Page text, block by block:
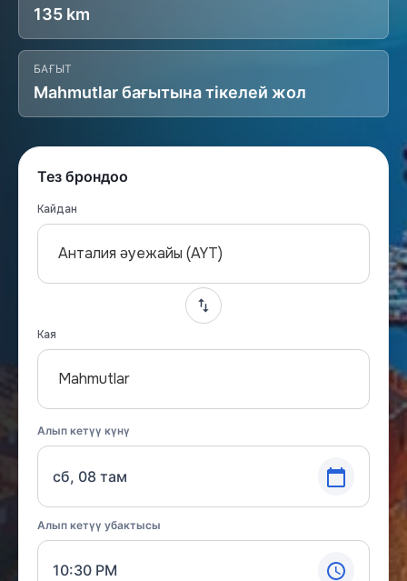
135 km
БАҒЫТ
Mahmutlar бағытына тікелей жол
Тез брондоо
Кайдан
Анталия әуежайы (AYT)
Кая
Mahmutlar
Алып кетүү күнү
сб, 08 там
Алып кетүү убактысы
10:30 PM